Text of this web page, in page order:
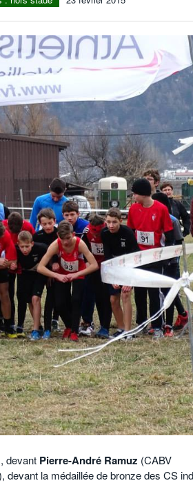
devant Pierre-André Ramuz (CABV
devant la médaillée de bronze des CS